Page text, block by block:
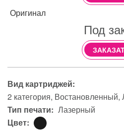
Оригинал
Под
Вид картриджей:
2 категория Востановленный
Тип печати: Лазерный
Цвет: